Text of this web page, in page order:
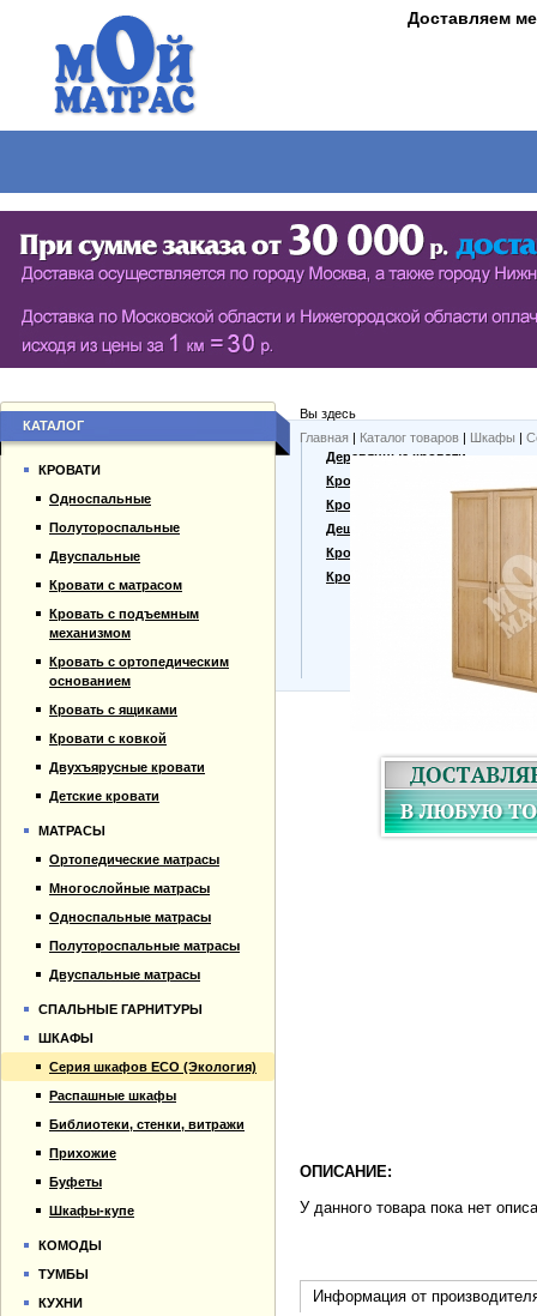
Доставляем
СЕРИЯ ШКАФОВ ECO (ЭКОЛОГИЯ)
РАСПАШНЫЕ ШКАФЫ
БИБЛИОТЕКИ, СТЕНКИ, ВИТРАЖИ
БУФЕТЫ
Вы здесь
Главная | Каталог товаров | Шкафы |
ОПИСАНИЕ:
У данного товара пока нет
Информация от
КАТАЛОГ
КРОВАТИ
Односпальные
Полутороспальные
Двуспальные
Кровати с матрасом
Кровать с подъемным
механизмом
Кровать с ортопедическим
основанием
Кровать с ящиками
Кровати с ковкой
Двухъярусные кровати
Детские кровати
МАТРАСЫ
Ортопедические матрасы
Многослойные матрасы
Односпальные матрасы
Полутороспальные матрасы
Двуспальные матрасы
СПАЛЬНЫЕ ГАРНИТУРЫ
ШКАФЫ
Серия шкафов ECO (Экология)
Распашные шкафы
Библиотеки, стенки, витражи
Прихожие
Буфеты
Шкафы-купе
КОМОДЫ
ТУМБЫ
КУХНИ
Гарантии
Оплата и доставка
Прайс-лист
Контакты
Деревянные кровати
Кровати из массива
Кровати из сосны
Дешевые кровати
Кровати для дачи
Кровать тахта